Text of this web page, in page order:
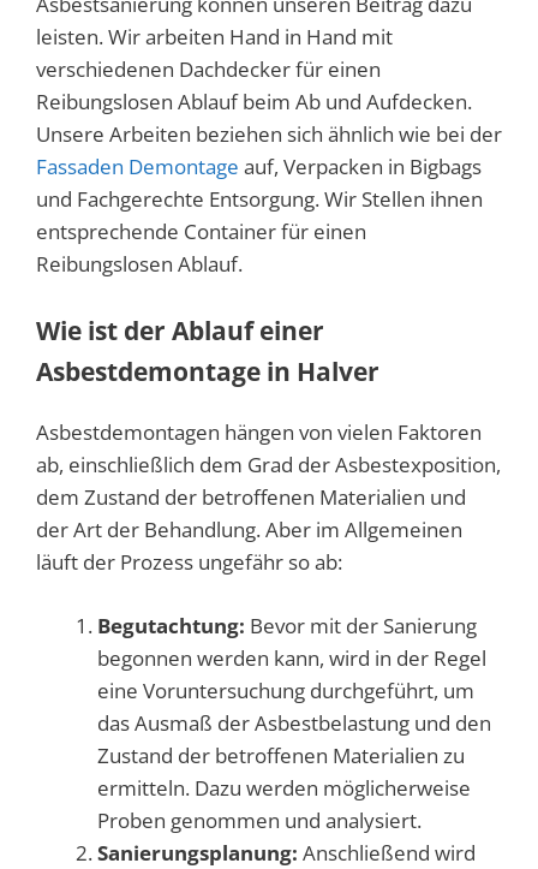
leisten. Wir arbeiten Hand in Hand mit
verschiedenen Dachdecker für einen
Reibungslosen Ablauf beim Ab und Aufdecken.
Unsere Arbeiten beziehen sich ähnlich wie bei der
Fassaden Demontage auf, Verpacken in Bigbags
und Fachgerechte Entsorgung. Wir Stellen ihnen
entsprechende Container für einen
Reibungslosen Ablauf.
Wie ist der Ablauf einer
Asbestdemontage in Halver
Asbestdemontagen hängen von vielen Faktoren
ab, einschließlich dem Grad der Asbestexposition,
dem Zustand der betroffenen Materialien und
der Art der Behandlung. Aber im Allgemeinen
läuft der Prozess ungefähr so ​​ab:
Begutachtung: Bevor mit der Sanierung
begonnen werden kann, wird in der Regel
eine Voruntersuchung durchgeführt, um
das Ausmaß der Asbestbelastung und den
Zustand der betroffenen Materialien zu
ermitteln. Dazu werden möglicherweise
Proben genommen und analysiert.
Sanierungsplanung: Anschließend wird